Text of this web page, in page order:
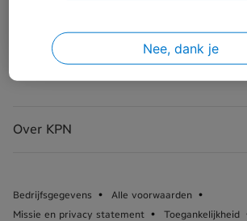
Wachtwoord vergeten?
Over KPN
Bedrijfsgegevens
Alle voorwaarden
Missie en privacy statement
Toegankelijkheid
Nee, dank je